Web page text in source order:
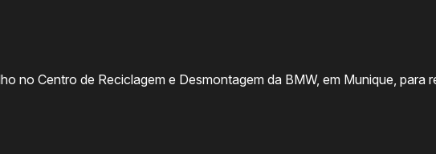
no Centro de Reciclagem e Desmontagem da BMW, em Munique,